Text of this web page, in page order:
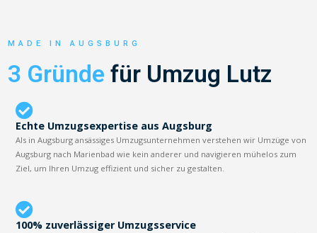
MADE IN AUGSBURG
3 Gründe für Umzug Lutz
Echte Umzugsexpertise aus Augsburg
Als in Augsburg ansässiges Umzugsunternehmen verstehen wir Umzüge von
Augsburg nach Marienbad wie kein anderer und navigieren mühelos zum
Ziel, um Ihren Umzug effizient und sicher zu gestalten.
100% zuverlässiger Umzugsservice